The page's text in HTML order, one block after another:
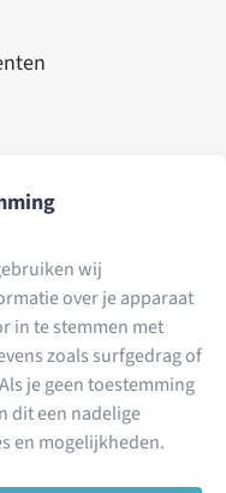
wij
over je apparaat
in te stemmen met
zoals surfgedrag of
je geen toestemming
dit een nadelige
en mogelijkheden.
is in 1974
Morra. Het
van
de stichting